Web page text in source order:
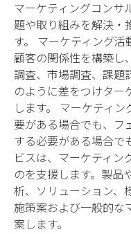
マーケティングコンサ
題や取り組みを解決・
す。 マーケティング
顧客の関係性を構築し
調査、市場調査、課題
のように差をつけター
します。 マーケティ
要がある場合でも、フ
する必要がある場合で
ビスは、マーケティン
のを支援します。製品
析、ソリューション、
施策案および一般的な
案します。